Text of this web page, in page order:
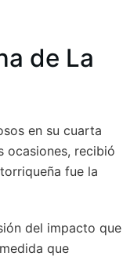
de La
en su cuarta
ocasiones, recibió
fue la
del impacto que
que